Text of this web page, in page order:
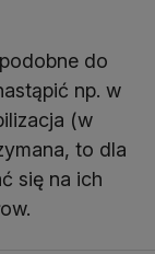
do
np. w
(w
to dla
się na ich